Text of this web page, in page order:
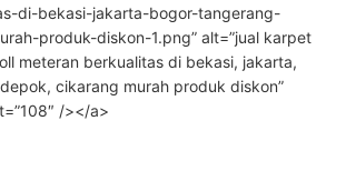
di-bekasi-jakarta-bogor-tangerang-
produk-diskon-1.png” alt=”jual karpet
meteran berkualitas di bekasi, jakarta,
cikarang murah produk diskon”
/></a>